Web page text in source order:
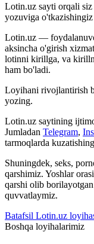
Lotin.uz sayti orqali
yozuviga
Lotin.uz —
aksincha o'girish
lotinni kirillga, va
ham bo'ladi.
Loyihani rivojlantirish
yozing.
Lotin.uz saytining
Jumladan Telegram,
tarmoqlarda
Shuningdek, seks,
qarshimiz. Yoshlar
qarshi olib
quvvatlaymiz.
Batafsil Lotin.uz
Boshqa loyihalarimiz